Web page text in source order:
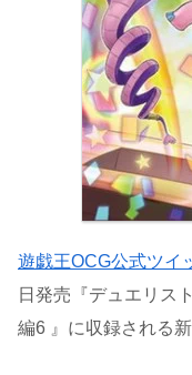
遊戯王OCG公式ツイ
日発売『デュエリス
編6 』に収録される